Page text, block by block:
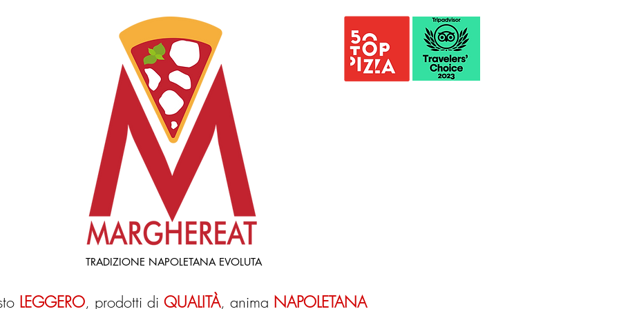
TRADIZIONE NAPOLETANA EVOLUTA
LEGGERO, prodotti di QUALITÀ, anima NAPOLETANA